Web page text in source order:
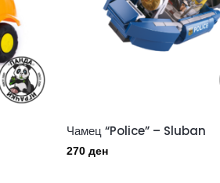
Чамец “Police” – Sluban
270 ден